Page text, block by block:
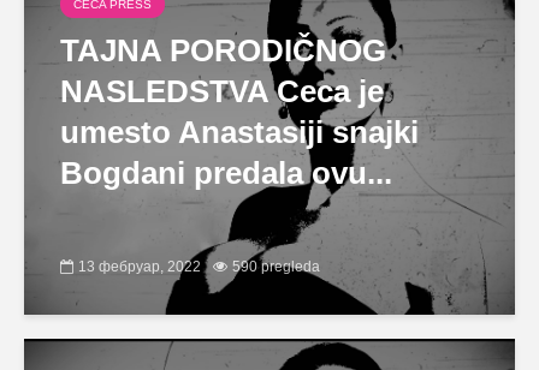
CECA PRESS
TAJNA PORODIČNOG
NASLEDSTVA Ceca je
umesto Anastasiji snajki
Bogdani predala ovu...
13 фебруар, 2022 590 pregleda